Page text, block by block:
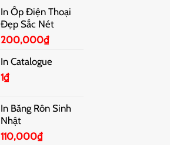
In Ốp Điện Thoại
Đẹp Sắc Nét
200,000₫
In Catalogue
1₫
In Băng Rôn Sinh
Nhật
110,000₫